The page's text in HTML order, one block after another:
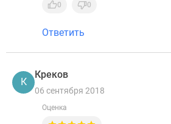
0 0
Ответить
К
Креков
06 сентября 2018
Оценка